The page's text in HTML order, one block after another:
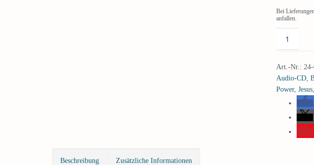
Bei
anfallen.
Art.-Nr.:
Audio-CD,
Power, Jesus,
Beschreibung Zusätzliche Informationen